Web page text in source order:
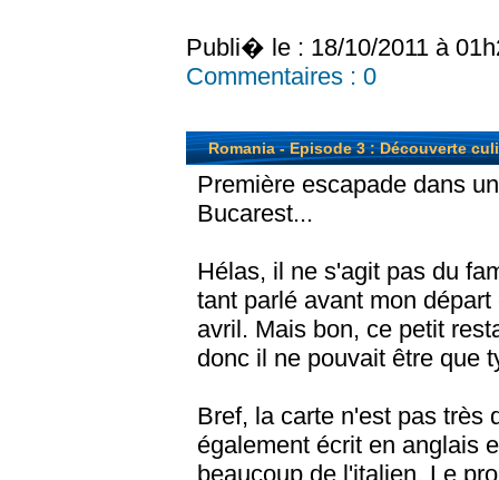
Publi� le : 18/10/2011 à
Commentaires : 0
Romania - Episode 3 : Découverte
Première escapade dans
Bucarest...
Hélas, il ne s'agit pas du
tant parlé avant mon
avril. Mais bon, ce petit
donc il ne pouvait être que
Bref, la carte n'est pas très
également écrit en anglais
beaucoup de l'italien. Le